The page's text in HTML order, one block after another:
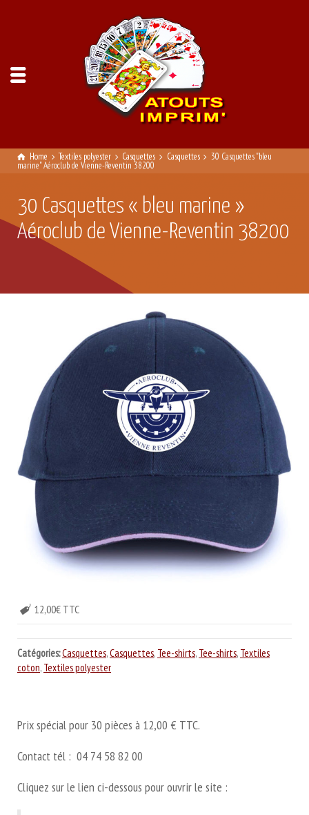
Home Textiles polyester Casquettes Casquettes 30 Casquettes "bleu
marine" Aéroclub de Vienne-Reventin 38200
30 Casquettes « bleu marine »
Aéroclub de Vienne-Reventin 38200
12,00€ TTC
Catégories:Casquettes,Casquettes, Tee-shirts, Tee-shirts, Textiles
coton, Textiles polyester
Prix spécial pour 30 pièces à 12,00 € TTC.
Contact tél : 04 74 58 82 00
Cliquez sur le lien ci-dessous pour ouvrir le site :